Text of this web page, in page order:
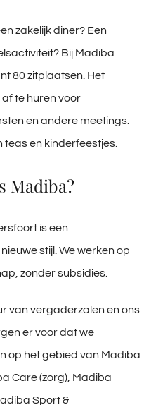
zakelijk diner? Een
Bij Madiba
80 zitplaatsen. Het
te huren voor
en andere meetings.
en kinderfeestjes.
Madiba?
is een
stijl. We werken op
zonder subsidies.
van vergaderzalen en ons
er voor dat we
op het gebied van Madiba
Care (zorg), Madiba
Sport &